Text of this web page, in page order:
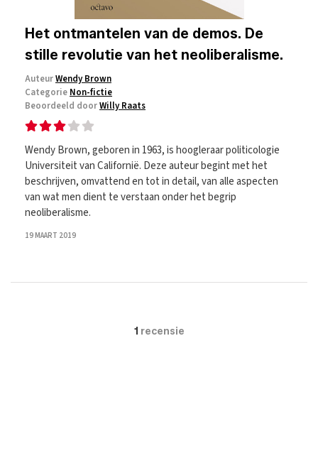
Het ontmantelen van de demos. De
stille revolutie van het neoliberalisme.
AuteurWendy Brown
Categorie Non-fictie
Beoordeeld doorWilly Raats
Wendy Brown, geboren in 1963, is hoogleraar politicologie
Universiteit van Californië. Deze auteur begint met het
beschrijven, omvattend en tot in detail, van alle aspecten
van wat men dient te verstaan onder het begrip
neoliberalisme.
19 MAART 2019
1 recensie